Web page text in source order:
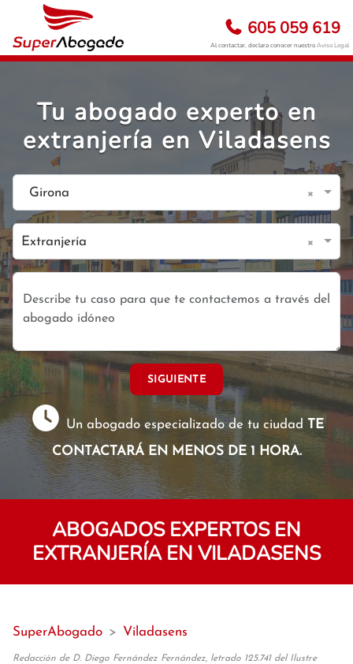
605 059 619
Al contactar, declara conocer nuestroAviso Legal
Tu abogado experto en
extranjería en Viladasens
Girona ×
Extranjería ×
SIGUIENTE
Un abogado especializado de tu ciudad TE
CONTACTARÁ EN MENOS DE 1 HORA.
ABOGADOS EXPERTOS EN
EXTRANJERÍA EN VILADASENS
SuperAbogado > Viladasens
Redacción de D. Diego Fernández Fernández, letrado 125.741 del Ilustre